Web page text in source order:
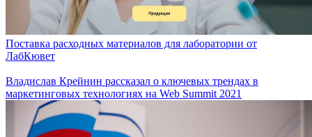
Поставка расходных материалов для лаборатории от
ЛабКювет
Владислав Крейнин рассказал о ключевых трендах в
маркетинговых технологиях на Web Summit 2021